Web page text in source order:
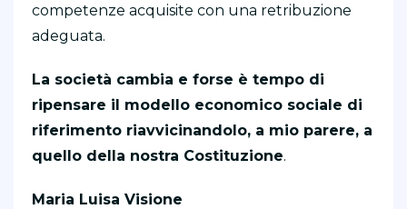
competenze acquisite con una retribuzione
adeguata.
La società cambia e forse è tempo di
ripensare il modello economico sociale di
riferimento riavvicinandolo, a mio parere, a
quello della nostra Costituzione.
Maria Luisa Visione